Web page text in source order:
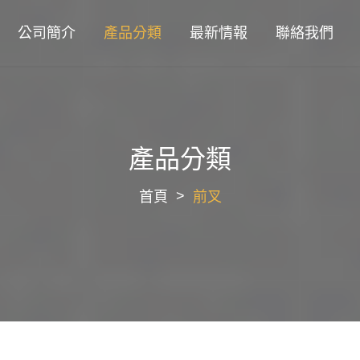
公司簡介 產品分類 最新情報 聯絡我們
產品分類
首頁 前叉